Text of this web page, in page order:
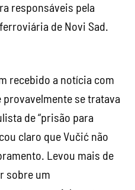
responsáveis pela
de Novi Sad.
recebido a notícia com
se tratava
de “prisão para
claro que Vučić não
Levou mais de
sobre um